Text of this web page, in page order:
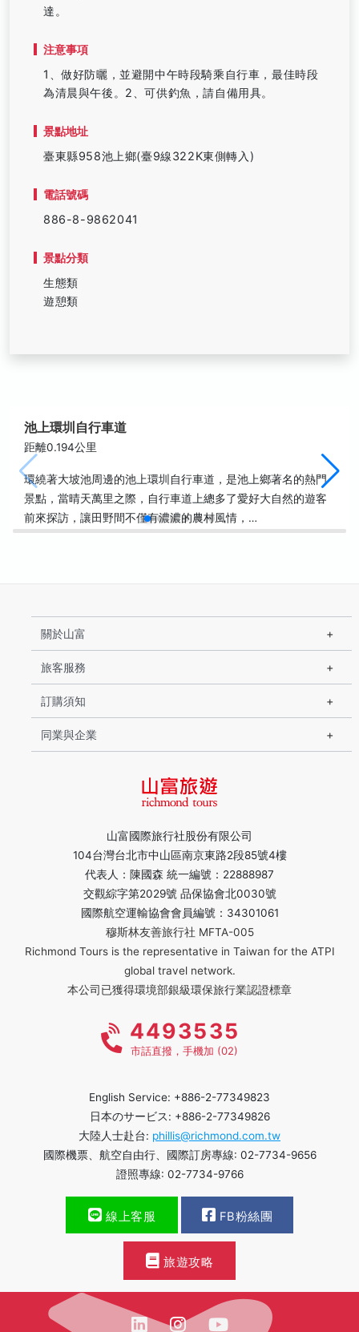
達。
注意事項
1、做好防曬，並避開中午時段騎乘自行車，最佳時段
為清晨與午後。2、可供釣魚，請自備用具。
景點地址
臺東縣958池上鄉(臺9線322K東側轉入)
電話號碼
886-8-9862041
景點分類
生態類
遊憩類
池上環圳自行車道
距離0.194公里
環繞著大坡池周邊的池上環圳自行車道，是池上鄉著名的熱門
景點，當晴天萬里之際，自行車道上總多了愛好大自然的遊客
前來探訪，讓田野間不僅有濃濃的農村風情，…
山富國際旅行社股份有限公司
104台灣台北市中山區南京東路2段85號4樓
代表人：陳國森 統一編號：22888987
交觀綜字第2029號 品保協會北0030號
國際航空運輸協會會員編號：34301061
穆斯林友善旅行社 MFTA-005
Richmond Tours is the representative in Taiwan for the ATPI
global travel network.
本公司已獲得環境部銀級環保旅行業認證標章
關於山富
旅客服務
訂購須知
同業與企業
4493535
市話直撥，手機加 (02)
English Service: +886-2-77349823
日本のサービス: +886-2-77349826
大陸人士赴台: phillis@richmond.com.tw
國際機票、航空自由行、國際訂房專線: 02-7734-9656
證照專線: 02-7734-9766
線上客服 FB粉絲團
旅遊攻略